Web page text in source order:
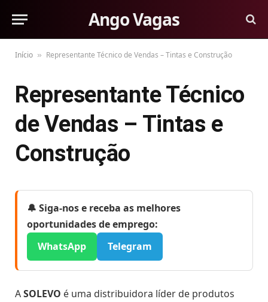
Ango Vagas
Início » Representante Técnico de Vendas – Tintas e Construção
Representante Técnico
de Vendas – Tintas e
Construção
🔔 Siga-nos e receba as melhores
oportunidades de emprego:
WhatsApp
Telegram
ASOLEVO é uma distribuidora líder de produtos